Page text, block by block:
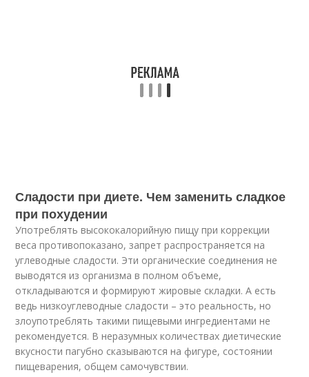
Сладости при диете. Чем заменить сладкое
при похудении
Употреблять высококалорийную пищу при коррекции
веса противопоказано, запрет распространяется на
углеводные сладости. Эти органические соединения не
выводятся из организма в полном объеме,
откладываются и формируют жировые складки. А есть
ведь низкоуглеводные сладости – это реальность, но
злоупотреблять такими пищевыми ингредиентами не
рекомендуется. В неразумных количествах диетические
вкусности пагубно сказываются на фигуре, состоянии
пищеварения, общем самочувствии.